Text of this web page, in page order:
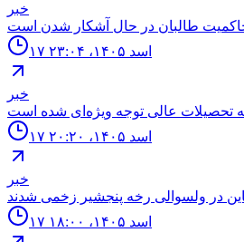
خبر
۱۷ اسد ۱۴۰۵، ۲۳:۰۴
خبر
۱۷ اسد ۱۴۰۵، ۲۰:۲۰
خبر
۱۷ اسد ۱۴۰۵، ۱۸:۰۰